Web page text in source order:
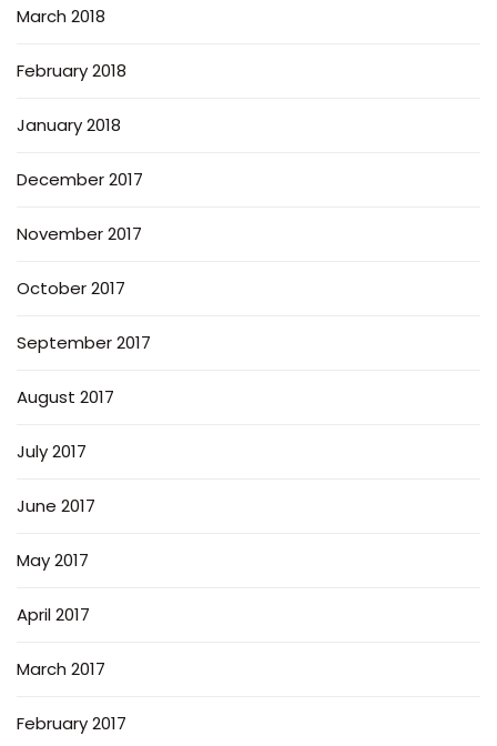
March 2018
February 2018
January 2018
December 2017
November 2017
October 2017
September 2017
August 2017
July 2017
June 2017
May 2017
April 2017
March 2017
February 2017